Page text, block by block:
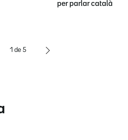
per parlar català
1 de 5